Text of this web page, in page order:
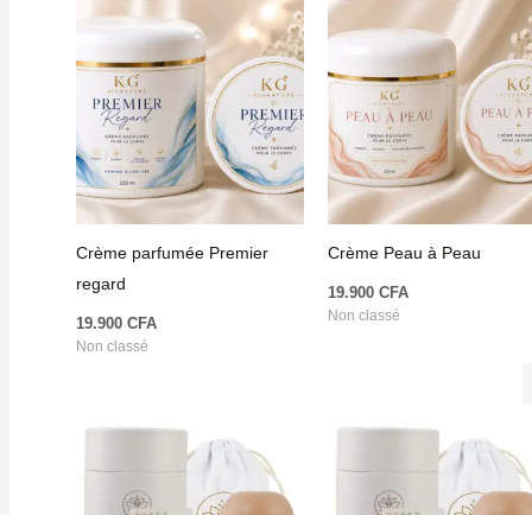
Crème parfumée Premier
regard
19.900 CFA
Non classé
Crème Peau à Peau
19.900 CFA
Non classé